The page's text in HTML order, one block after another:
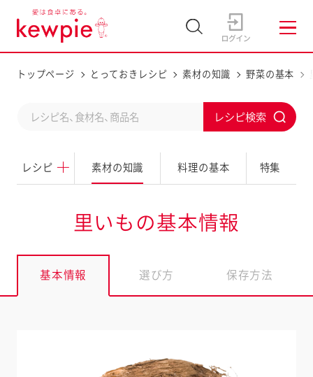
トップページ とっておきレシピ 素材の知識 野菜の基本
レシピ 素材の知識 料理の基本 特集
d
t
s
b
t
里いもの基本情報
基本情報 選び方 保存方法